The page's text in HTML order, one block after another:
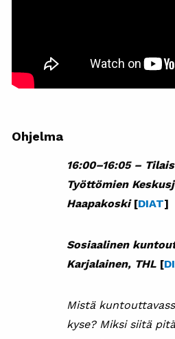
Ohjelma
16:00–16:05 –
Työttömien
Haapakoski [DIAT]
Sosiaalinen
Karjalainen, THL [
Mistä
kyse? Miksi siitä